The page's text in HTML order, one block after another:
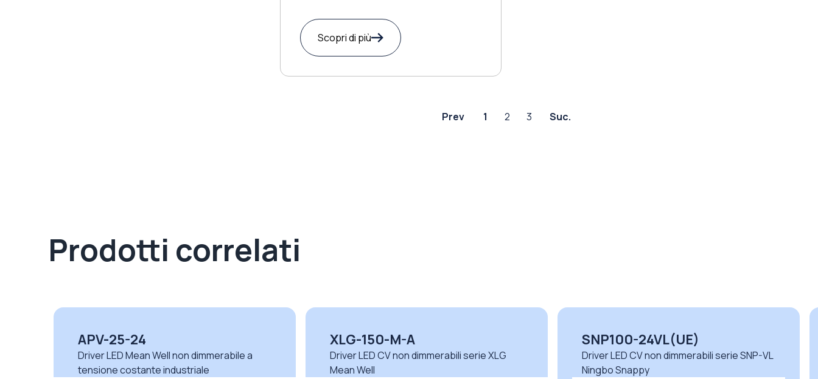
Scopri di più
Prev 1 2 3 Suc.
Prodotti correlati
XLG-150-M-A
Driver LED CV non dimmerabili serie XLG
Mean Well
SNP100-24VL(UE)
Driver LED CV non dimmerabili serie SNP-VL
Ningbo Snappy
SPF35-24VSP(UE)
Driver LED CV non dimmerabili serie SPF
Ningbo Snappy